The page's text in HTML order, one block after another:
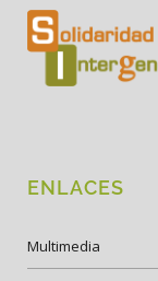
ENLACES
Multimedia